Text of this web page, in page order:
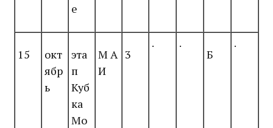
е
15
окт
ябр
ь
эта
п
Куб
ка
Мо
М А
И
3
. .
Б
.